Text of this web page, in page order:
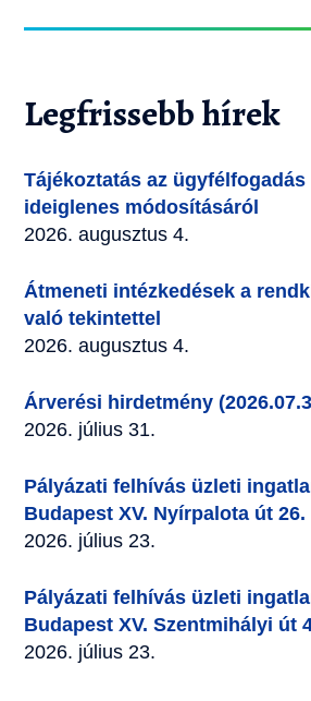
Legfrissebb hírek
Tájékoztatás az
ideiglenes módosításáról
2026. augusztus 4.
Átmeneti intézkedések a
való tekintettel
2026. augusztus 4.
Árverési hirdetmény
2026. július 31.
Pályázati felhívás üzleti
Budapest XV. Nyírpalota út 26.
2026. július 23.
Pályázati felhívás üzleti
Budapest XV. Szentmihályi út
2026. július 23.